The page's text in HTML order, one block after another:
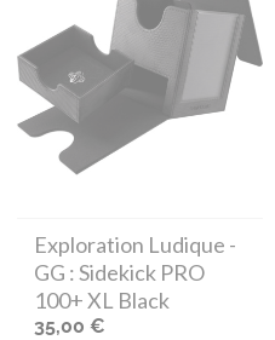
Exploration Ludique -
GG : Sidekick PRO
100+ XL Black
35,00 €